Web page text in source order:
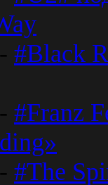
#Black
#Franz
#The